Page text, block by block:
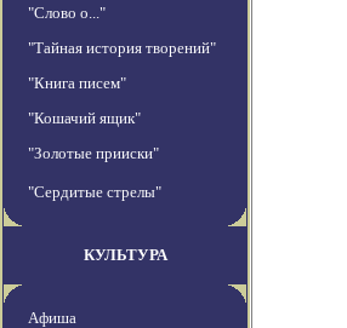
"Слово о..."
"Тайная история творений"
"Книга писем"
"Кошачий ящик"
"Золотые прииски"
"Сердитые стрелы"
КУЛЬТУРА
Афиша